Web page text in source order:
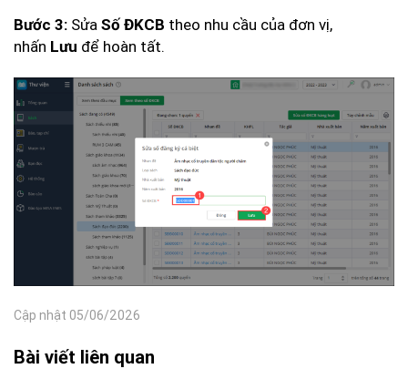
Bước 3: Sửa Số ĐKCB theo nhu cầu của đơn vị,
nhấn Lưu để hoàn tất.
Cập nhật 05/06/2026
Bài viết liên quan